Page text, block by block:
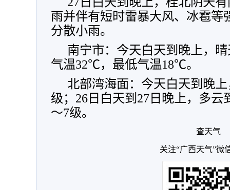
雨并伴有短时雷暴大风、冰雹等
分散小雨。
南宁市：今天白天到晚上，
气温32℃，最低气温18℃。
北部湾海面：今天白天到晚
级；26日白天到27日晚上，多云
～7级。
查天气
关注“广西天气”微